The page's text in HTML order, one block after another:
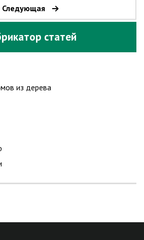
Следующая
статей
из дерева